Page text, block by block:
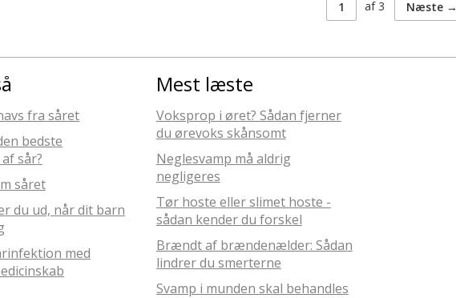
1 af 3 Næste →
fra såret
bedste
sår?
såret
du ud, når dit barn
med
Mest læste
Voksprop i øret? Sådan fjerner
du ørevoks skånsomt
Neglesvamp må aldrig
negligeres
Tør hoste eller slimet hoste -
sådan kender du forskel
Brændt af brændenælder: Sådan
lindrer du smerterne
Svamp i munden skal behandles